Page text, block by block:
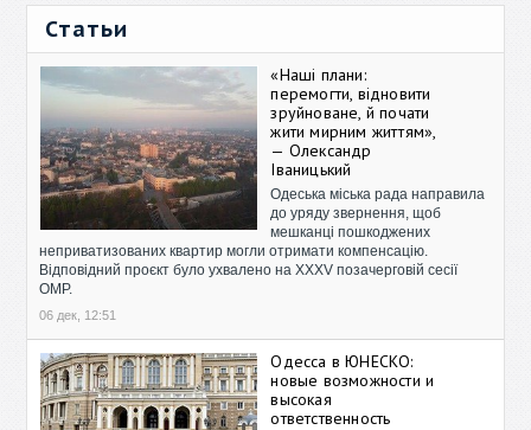
Статьи
«Наші плани:
перемогти, відновити
зруйноване, й почати
жити мирним життям»,
— Олександр
Іваницький
Одеська міська рада направила
до уряду звернення, щоб
мешканці пошкоджених
неприватизованих квартир могли отримати компенсацію.
Відповідний проєкт було ухвалено на XXXV позачерговій сесії
ОМР.
06 дек, 12:51
Одесса в ЮНЕСКО:
новые возможности и
высокая
ответственность